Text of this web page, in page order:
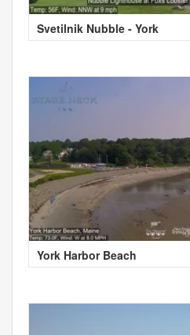
Svetilnik Nubble - York
York Harbor Beach